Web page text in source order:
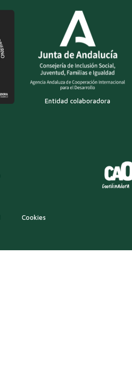
Entidad colaboradora
Cookies